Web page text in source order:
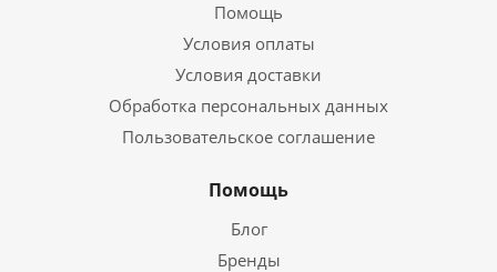
Помощь
Условия оплаты
Условия доставки
Обработка персональных данных
Пользовательское соглашение
Помощь
Блог
Бренды